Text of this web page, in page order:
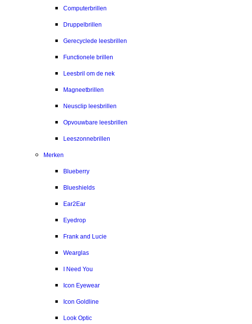
Computerbrillen
Druppelbrillen
Gerecyclede leesbrillen
Functionele brillen
Leesbril om de nek
Magneetbrillen
Neusclip leesbrillen
Opvouwbare leesbrillen
Leeszonnebrillen
Merken
Blueberry
Blueshields
Ear2Ear
Eyedrop
Frank and Lucie
Wearglas
I Need You
Icon Eyewear
Icon Goldline
Look Optic